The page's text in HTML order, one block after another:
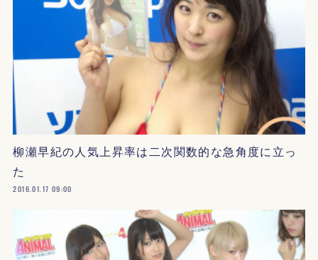
柳瀬早紀の人気上昇率は二次関数的な急角度に立っ
た
2016.01.17 09:00